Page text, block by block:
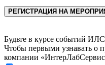
РЕГИСТРАЦИЯ НА
Будьте в курсе событий ИЛС
Чтобы первыми узнавать о
компании